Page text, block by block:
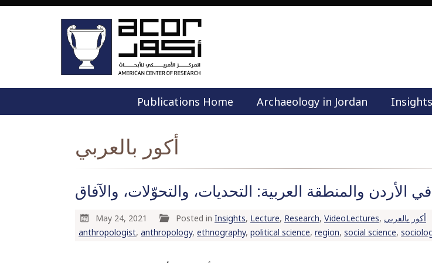
M
e
n
S
k
Publications Home Archaeology in Jordan Insights
أكور بالعربي
والمنطقة العربية: التحديات، والتحوّلات، والآفاق
May 24, 2021 Posted in Insights, Lecture, Research, VideoLectures, أكور بالعربي
anthropologist,anthropology,ethnography,political science,region,social science,